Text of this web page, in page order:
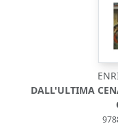
DALL'ULTIMA